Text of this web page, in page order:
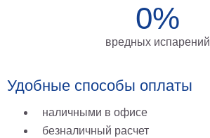
0%
вредных испарений
Удобные способы оплаты
наличными в офисе
безналичный расчет